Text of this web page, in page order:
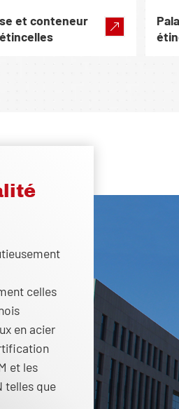
et conteneur
celles
en acier
et les
telles que